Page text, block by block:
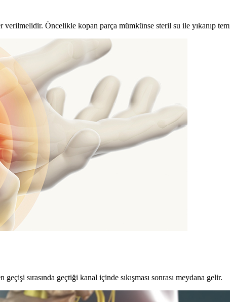
Öncelikle kopan parça mümkünse steril su ile yıkanıp
sırasında geçtiği kanal içinde sıkışması sonrası meydana gelir.